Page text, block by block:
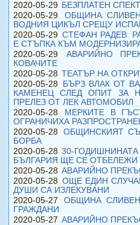
2020-05-29 БЕЗПЛАТЕН
2020-05-29
ОБЩИНА
ВОДНИЯ ЦИКЪЛ СРЕЩУ
2020-05-29 СТЕФАН РАДЕВ:
Е СТЪПКА КЪМ
2020-05-29
АВАРИЙНО
КОВАЧИТЕ
2020-05-28 ТЕАТЪР НА
2020-05-28
БЪРЗ ВЛАК ОТ
КАМЕНЕЦ СЛЕД ОПИТ ЗА
ПРЕЛЕЗ ОТ ЛЕК АВТОМОБИЛ
2020-05-28
МЕРКИТЕ В
ОГРАНИЧИХА
2020-05-28 ОБЩИНСКИЯТ
БОРБА
2020-05-28 30-
БЪЛГАРИЯ ЩЕ СЕ
2020-05-28 АВАРИЙНО
2020-05-28 ОЩЕ ЕДИН
ДУШИ СА ИЗЛЕКУВАНИ
2020-05-27
ОБЩИНА
ГРАЖДАНИ
2020-05-27 АВАРИЙНО